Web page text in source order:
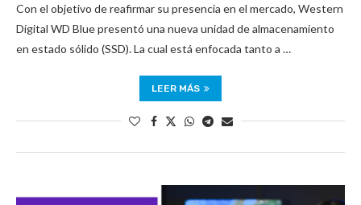
Con el objetivo de reafirmar su presencia en el mercado, Western
Digital WD Blue presentó una nueva unidad de almacenamiento
en estado sólido (SSD). La cual está enfocada tanto a …
LEER MÁS